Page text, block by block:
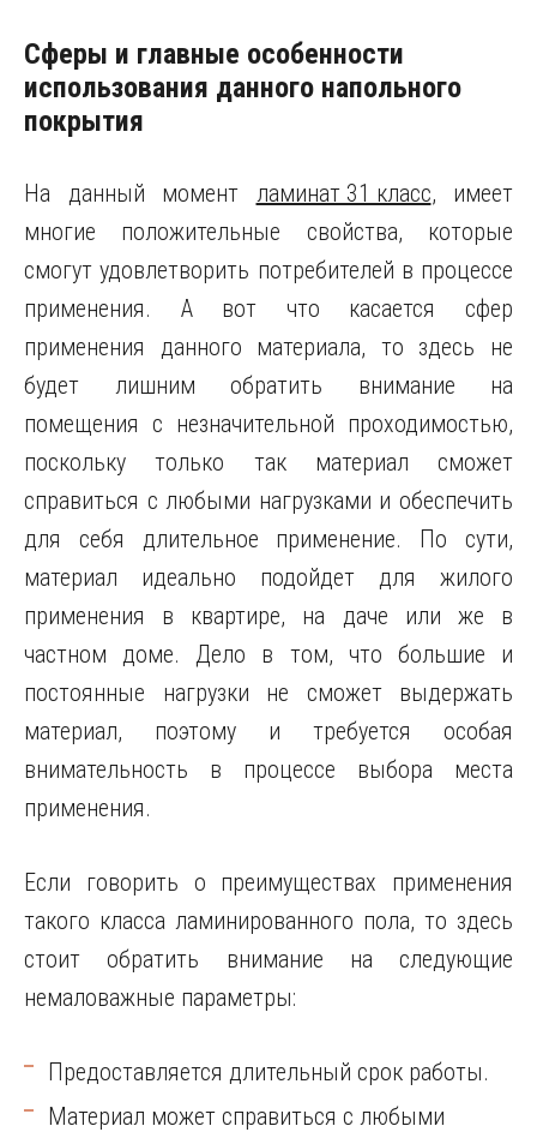
Сферы и главные особенности
использования данного напольного
покрытия
На данный момент ламинат 31 класс, имеет
многие положительные свойства, которые
смогут удовлетворить потребителей в процессе
применения. А вот что касается сфер
применения данного материала, то здесь не
будет лишним обратить внимание на
помещения с незначительной проходимостью,
поскольку только так материал сможет
справиться с любыми нагрузками и обеспечить
для себя длительное применение. По сути,
материал идеально подойдет для жилого
применения в квартире, на даче или же в
частном доме. Дело в том, что большие и
постоянные нагрузки не сможет выдержать
материал, поэтому и требуется особая
внимательность в процессе выбора места
применения.
Если говорить о преимуществах применения
такого класса ламинированного пола, то здесь
стоит обратить внимание на следующие
немаловажные параметры:
Предоставляется длительный срок работы.
Материал может справиться с любыми